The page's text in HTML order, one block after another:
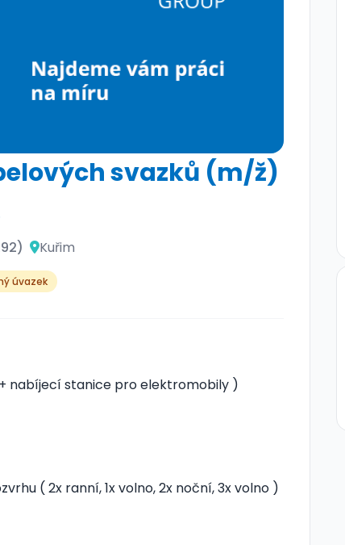
svazků (m/ž)
Kuřim
úvazek
nabíjecí stanice pro elektromobily )
( 2x ranní, 1x volno, 2x noční, 3x volno )